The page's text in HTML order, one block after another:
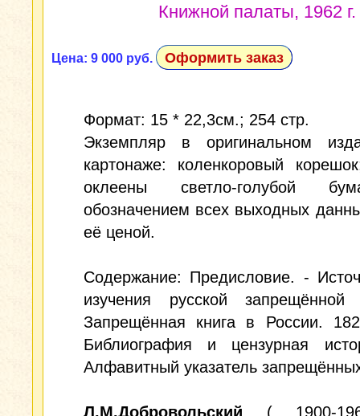
Книжной палаты, 1962 г.
Цена: 9 000 руб. Оформить заказ
Формат: 15 * 22,3см.; 254 стр.
Экземпляр в оригинальном
картонаже: коленкоровый
оклеены светло-голубой
обозначением всех выходных
её ценой.
Содержание: Предисловие. -
изучения русской
Запрещённая книга в России.
Библиография и цензурная
Алфавитный указатель
Л.М.Добровольский ( 1900-